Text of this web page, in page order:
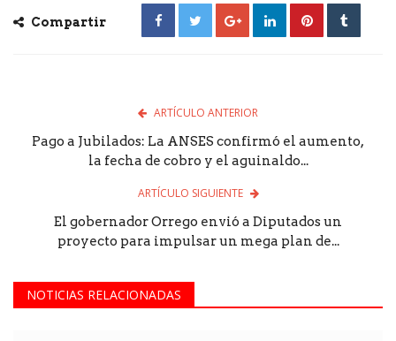
Compartir
ARTÍCULO ANTERIOR
Pago a Jubilados: La ANSES confirmó el aumento,
la fecha de cobro y el aguinaldo...
ARTÍCULO SIGUIENTE
El gobernador Orrego envió a Diputados un
proyecto para impulsar un mega plan de...
NOTICIAS RELACIONADAS